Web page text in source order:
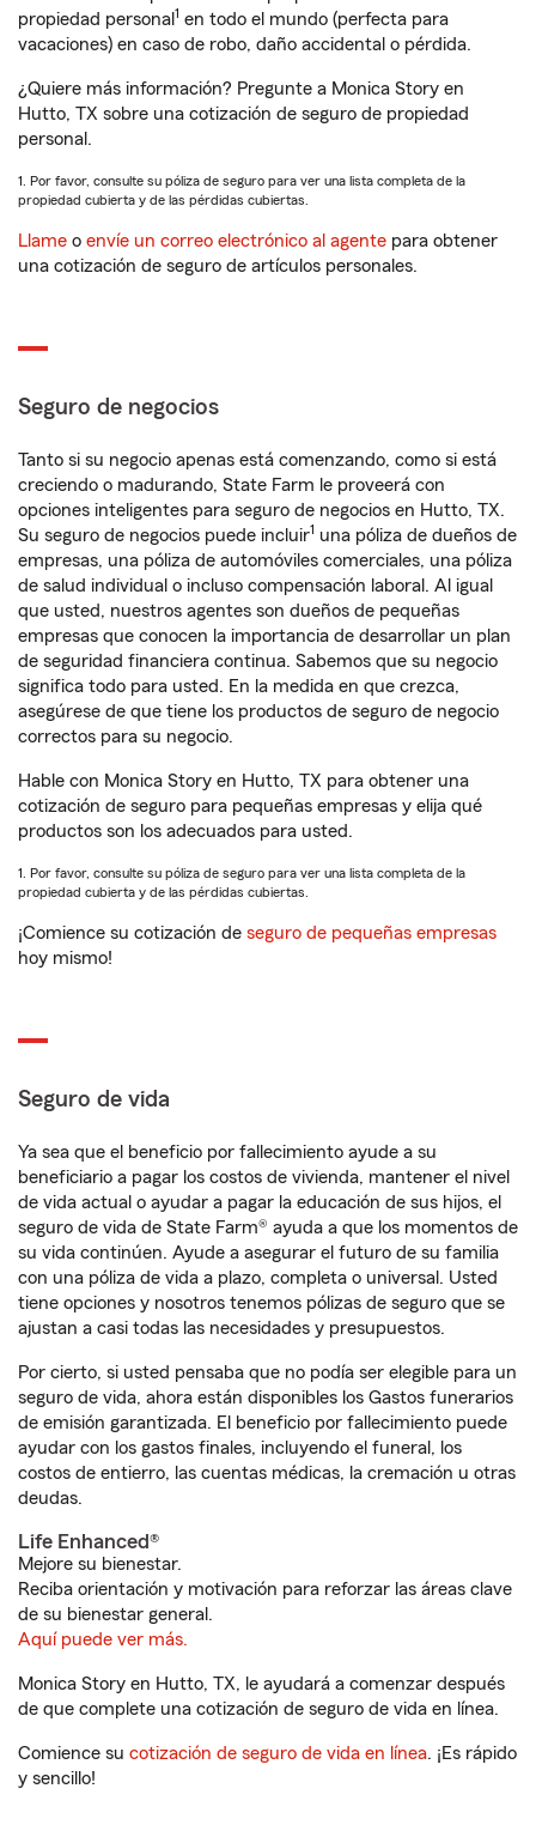
propiedad personal 1 en todo el mundo (perfecta para
vacaciones) en caso de robo, daño accidental o pérdida.
¿Quiere más información? Pregunte a Monica Story en
Hutto, TX sobre una cotización de seguro de propiedad
personal.
1. Por favor, consulte su póliza de seguro para ver una lista completa de la
propiedad cubierta y de las pérdidas cubiertas.
Llame o envíe un correo electrónico al agente para obtener
una cotización de seguro de artículos personales.
Seguro de negocios
Tanto si su negocio apenas está comenzando, como si está
creciendo o madurando, State Farm le proveerá con
opciones inteligentes para seguro de negocios en Hutto, TX.
Su seguro de negocios puede incluir1 una póliza de dueños de
empresas, una póliza de automóviles comerciales, una póliza
de salud individual o incluso compensación laboral. Al igual
que usted, nuestros agentes son dueños de pequeñas
empresas que conocen la importancia de desarrollar un plan
de seguridad financiera continua. Sabemos que su negocio
significa todo para usted. En la medida en que crezca,
asegúrese de que tiene los productos de seguro de negocio
correctos para su negocio.
Hable con Monica Story en Hutto, TX para obtener una
cotización de seguro para pequeñas empresas y elija qué
productos son los adecuados para usted.
1. Por favor, consulte su póliza de seguro para ver una lista completa de la
propiedad cubierta y de las pérdidas cubiertas.
¡Comience su cotización de seguro de pequeñas empresas
hoy mismo!
Seguro de vida
Ya sea que el beneficio por fallecimiento ayude a su
beneficiario a pagar los costos de vivienda, mantener el nivel
de vida actual o ayudar a pagar la educación de sus hijos, el
seguro de vida de State Farm® ayuda a que los momentos de
su vida continúen. Ayude a asegurar el futuro de su familia
con una póliza de vida a plazo, completa o universal. Usted
tiene opciones y nosotros tenemos pólizas de seguro que se
ajustan a casi todas las necesidades y presupuestos.
Por cierto, si usted pensaba que no podía ser elegible para un
seguro de vida, ahora están disponibles los Gastos funerarios
de emisión garantizada. El beneficio por fallecimiento puede
ayudar con los gastos finales, incluyendo el funeral, los
costos de entierro, las cuentas médicas, la cremación u otras
deudas.
Life Enhanced®
Mejore su bienestar.
Reciba orientación y motivación para reforzar las áreas clave
de su bienestar general.
Aquí puede ver más.
Monica Story en Hutto, TX, le ayudará a comenzar después
de que complete una cotización de seguro de vida en línea.
Comience su cotización de seguro de vida en línea. ¡Es rápido
y sencillo!